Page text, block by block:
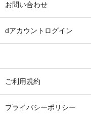
お問い合わせ
dアカウントログイン
ご利用規約
プライバシーポリシー